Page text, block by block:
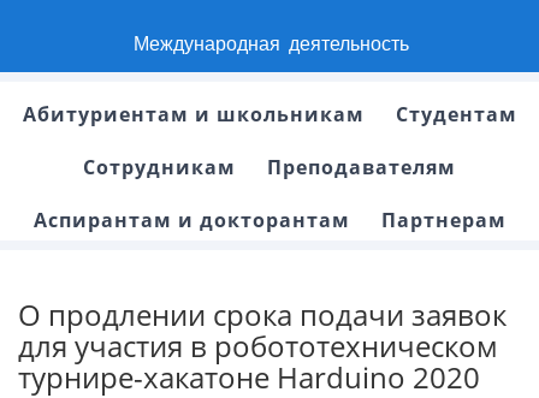
Международная деятельность
Абитуриентам и школьникам
Студентам
Сотрудникам
Преподавателям
Аспирантам и докторантам
Партнерам
О продлении срока подачи заявок
для участия в робототехническом
турнире-хакатоне Harduino 2020